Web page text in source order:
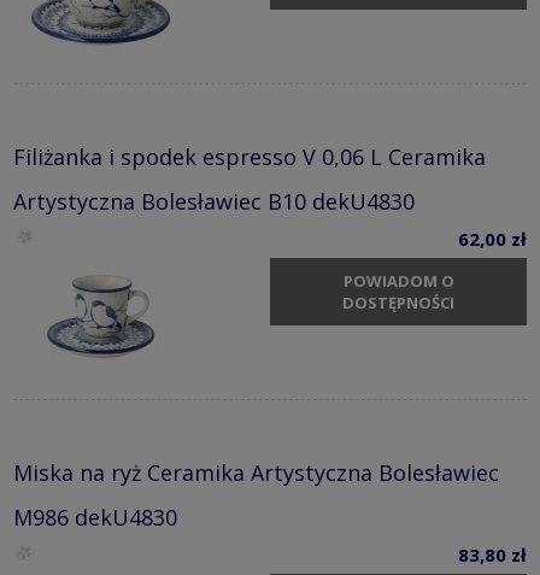
Filiżanka i spodek espresso V 0,06 L Ceramika
Artystyczna Bolesławiec B10 dekU4830
62,00 zł
POWIADOM O
DOSTĘPNOŚCI
Miska na ryż Ceramika Artystyczna Bolesławiec
M986 dekU4830
83,80 zł